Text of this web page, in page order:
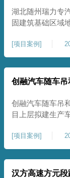
湖北随州瑞力专
固建筑基础区域
物，且本项目采
性，我司在临近
[项目案例 ]
创融汽车随车
创融汽车随车吊
目上层拟建生产
康尚强夯公司于
ZRYG3500C，
[项目案例 ]
汉方高速方元段